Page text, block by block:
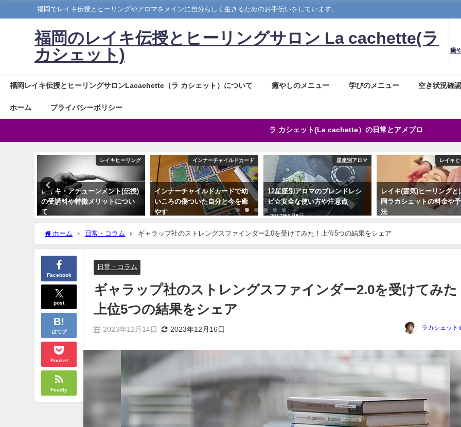
福岡でレイキ伝授とヒーリングやアロマをメインに自分らしく生きるためのお手伝いをしています。
福岡のレイキ伝授とヒーリングサロン La cachette(ラ
カシェット)
癒
福岡レイキ伝授とヒーリングサロンLacachette（ラ カシェット）について 癒やしのメニュー 学びのメニュー 空き状況確
ホーム プライバシーポリシー
ラ カシェット(La cachette）の日常とアメブロ
レイキヒーリング
レイキ・アチューンメント(伝授)
の受講料や特徴メリットについ
て
インナーチャイルドカード
インナーチャイルドカードで幼
いころの傷ついた自分と今を癒
やす
星座別アロマ
12星座別アロマのブレンドレシ
ピ☆安全な使い方や注意点
2017年8月5日
レイキ
レイキ(霊気)ヒーリングと
岡ラカシェットの料金や
法
ホーム 日常・コラム ギャラップ社のストレングスファインダー2.0を受けてみた！上位5つの結果をシェア
Facebook
post
はてブ
Pocket
Feedly
日常・コラム
ギャラップ社のストレングスファインダー2.0を受けてみた
上位5つの結果をシェア
2023年12月14日 2023年12月16日 ラカシェット